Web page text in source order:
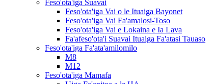
Feso'ota'iga Suavai
Feso'ota'iga Vai o le Ituaiga Bayonet
Feso'ota'iga Vai Fa'amalosi-Toso
Feso'ota'iga Vai e Lokaina e Ia Lava
Fa'afeso'ota'i Suavai Ituaiga Fa'atasi Tauaso
Feso'ota'iga Fa'ata'amilomilo
M8
M12
Feso'ota'iga Mamafa